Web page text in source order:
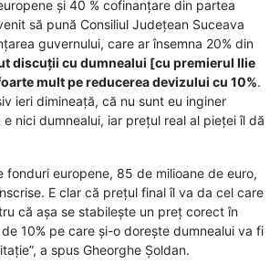
și 40 % cofinanțare din partea
să pună Consiliul Județean Suceava
guvernului, care ar însemna 20% din
discuții cu dumnealui [cu premierul Ilie
mult pe reducerea devizului cu 10%.
ieri dimineață, că nu sunt eu inginer
nici dumnealui, iar prețul real al pieței îl dă
fonduri europene, 85 de milioane de euro,
E clar că prețul final îl va da cel care
că așa se stabilește un preț corect în
de 10% pe care și-o dorește dumnealui va fi
a spus Gheorghe Șoldan.